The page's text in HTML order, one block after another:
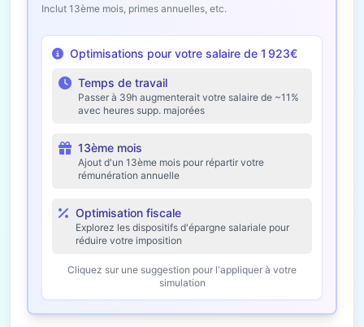
Inclut 13ème mois, primes annuelles, etc.
Optimisations pour votre salaire de 1 923€
Temps de travail
Passer à 39h augmenterait votre salaire de ~11%
avec heures supp. majorées
13ème mois
Ajout d'un 13ème mois pour répartir votre
rémunération annuelle
Optimisation fiscale
Explorez les dispositifs d'épargne salariale pour
réduire votre imposition
Cliquez sur une suggestion pour l'appliquer à votre
simulation